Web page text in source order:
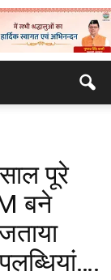
पूरे
बने